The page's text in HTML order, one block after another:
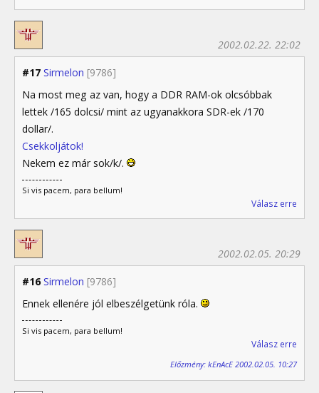
#17 Sirmelon [9786]
2002.02.22. 22:02
Na most meg az van, hogy a DDR RAM-ok olcsóbbak
lettek /165 dolcsi/ mint az ugyanakkora SDR-ek /170
dollar/.
Csekkoljátok!
Nekem ez már sok/k/.
Si vis pacem, para bellum!
Válasz erre
#16 Sirmelon [9786]
2002.02.05. 20:29
Ennek ellenére jól elbeszélgetünk róla.
Si vis pacem, para bellum!
Válasz erre
Előzmény: kEnAcE 2002.02.05. 10:27